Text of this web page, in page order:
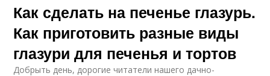
Как сделать на печенье глазурь.
Как приготовить разные виды
глазури для печенья и тортов
Добрыть день, дорогие читатели нашего дачно-